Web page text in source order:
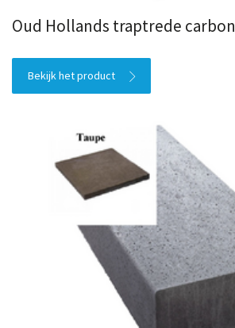
Oud Hollands traptrede carbon
Bekijk het product